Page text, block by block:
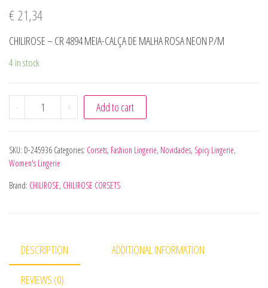
€21,34
CHILIROSE – CR 4894 MEIA-CALÇA DE MALHA ROSA NEON P/M
4 in stock
- CHILIROSE - CR 4894 MEIA-CALÇA DE MALHA ROSA
+ Add to cart
SKU: D-245936 Categories: Corsets, Fashion Lingerie, Novidades, Spicy Lingerie,
Women's Lingerie
Brand: CHILIROSE, CHILIROSE CORSETS
DESCRIPTION ADDITIONAL INFORMATION
REVIEWS (0)